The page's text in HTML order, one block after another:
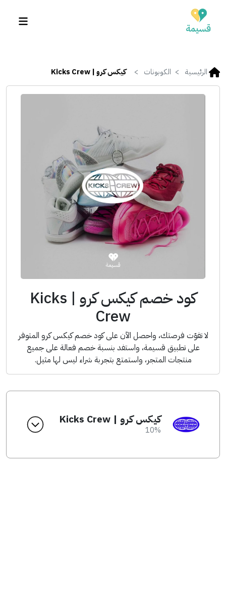
الرئيسية الكوبونات كيكس كرو | Kicks Crew
كود خصم كيكس كرو | Kicks
Crew
لا تفوّت فرصتك، واحصل الآن على كود خصم كيكس كرو المتوفر
على تطبيق قسيمة، واستفد بنسبة خصم فعالة على جميع
منتجات المتجر، واستمتع بتجربة شراء ليس لها مثيل.
كيكس كرو | Kicks Crew
10%